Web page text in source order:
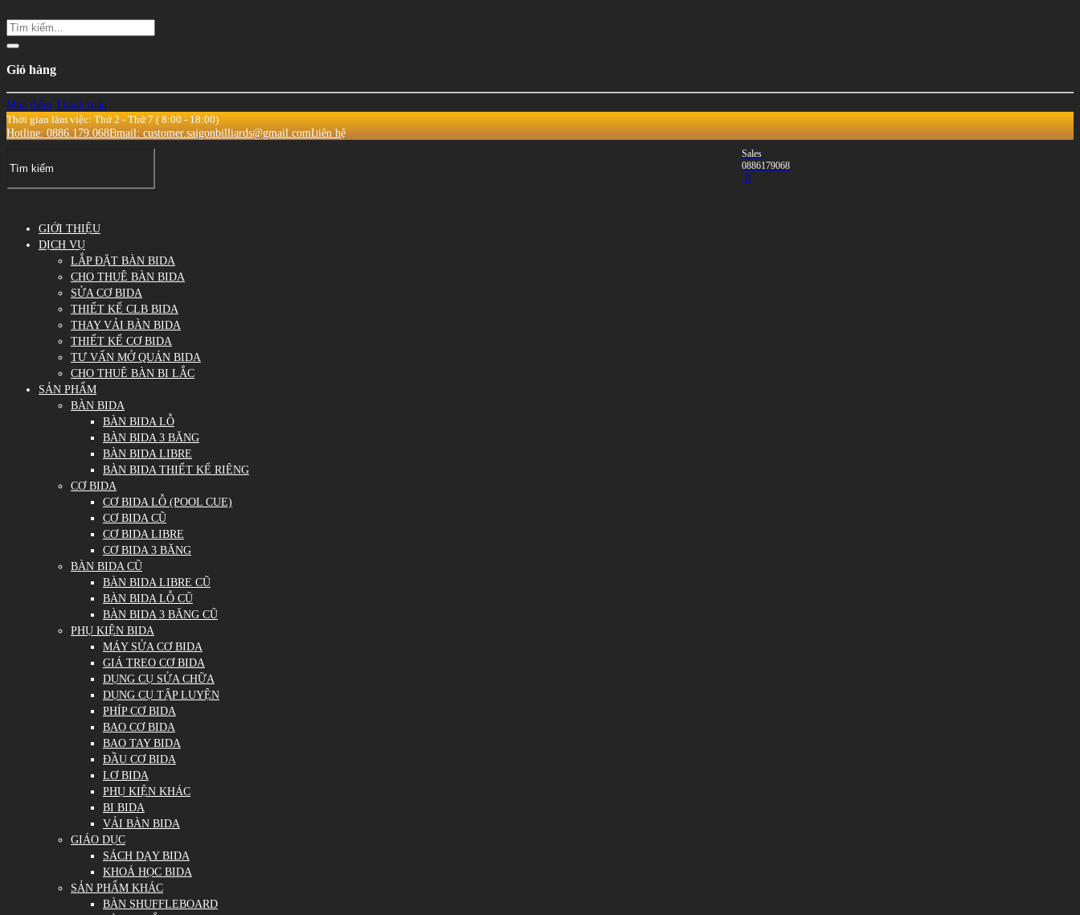
Giỏ hàng
Mua thêm Thanh toán
Thời gian làm việc: Thứ 2 - Thứ 7 ( 8:00 - 18:00)
Hotline: 0886.179.068Email: customer.saigonbilliards@gmail.comLiên hệ
Sales
0886179068
0
GIỚI THIỆU
DỊCH VỤ
LẮP ĐẶT BÀN BIDA
CHO THUÊ BÀN BIDA
SỬA CƠ BIDA
THIẾT KẾ CLB BIDA
THAY VẢI BÀN BIDA
THIẾT KẾ CƠ BIDA
TƯ VẤN MỞ QUÁN BIDA
CHO THUÊ BÀN BI LẮC
SẢN PHẨM
BÀN BIDA
BÀN BIDA LỖ
BÀN BIDA 3 BĂNG
BÀN BIDA LIBRE
BÀN BIDA THIẾT KẾ RIÊNG
CƠ BIDA
CƠ BIDA LỖ (POOL CUE)
CƠ BIDA CŨ
CƠ BIDA LIBRE
CƠ BIDA 3 BĂNG
BÀN BIDA CŨ
BÀN BIDA LIBRE CŨ
BÀN BIDA LỖ CŨ
BÀN BIDA 3 BĂNG CŨ
PHỤ KIỆN BIDA
MÁY SỬA CƠ BIDA
GIÁ TREO CƠ BIDA
DỤNG CỤ SỬA CHỮA
DỤNG CỤ TẬP LUYỆN
PHÍP CƠ BIDA
BAO CƠ BIDA
BAO TAY BIDA
ĐẦU CƠ BIDA
LƠ BIDA
PHỤ KIỆN KHÁC
BI BIDA
VẢI BÀN BIDA
GIÁO DỤC
SÁCH DẠY BIDA
KHOÁ HỌC BIDA
SẢN PHẨM KHÁC
BÀN SHUFFLEBOARD